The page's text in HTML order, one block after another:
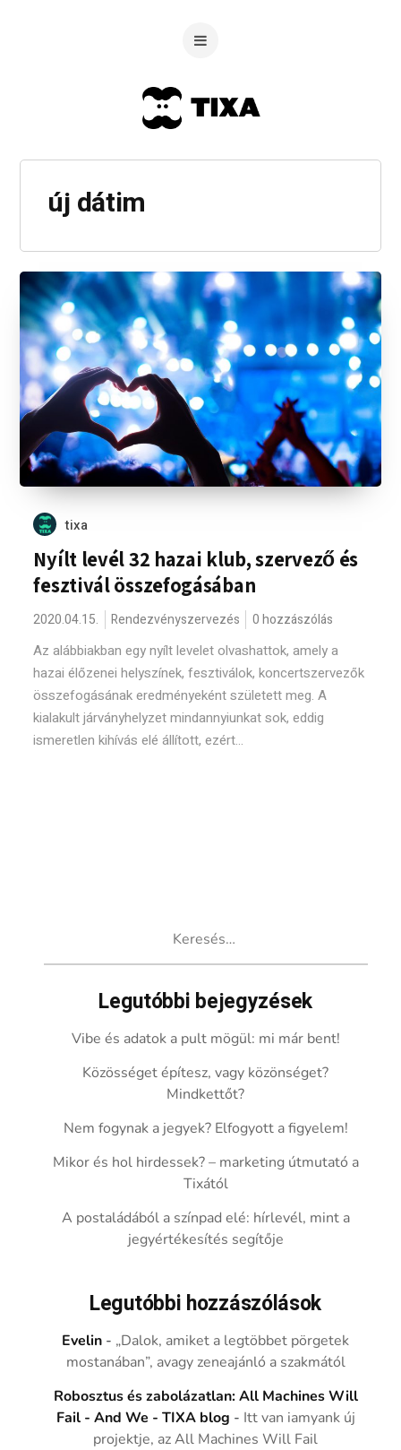
új dátim
tixa
Nyílt levél 32 hazai klub, szervező és
fesztivál összefogásában
2020.04.15. Rendezvényszervezés 0 hozzászólás
Az alábbiakban egy nyílt levelet olvashattok, amely a
hazai élőzenei helyszínek, fesztiválok, koncertszervezők
összefogásának eredményeként született meg. A
kialakult járványhelyzet mindannyiunkat sok, eddig
ismeretlen kihívás elé állított, ezért...
Legutóbbi bejegyzések
Vibe és adatok a pult mögül: mi már bent!
Közösséget építesz, vagy közönséget?
Mindkettőt?
Nem fogynak a jegyek? Elfogyott a figyelem!
Mikor és hol hirdessek? – marketing útmutató a
Tixától
A postaládából a színpad elé: hírlevél, mint a
jegyértékesítés segítője
Legutóbbi hozzászólások
Evelin - „Dalok, amiket a legtöbbet pörgetek
mostanában”, avagy zeneajánló a szakmától
Robosztus és zabolázatlan: All Machines Will
Fail - And We - TIXA blog - Itt van iamyank új
projektje, az All Machines Will Fail